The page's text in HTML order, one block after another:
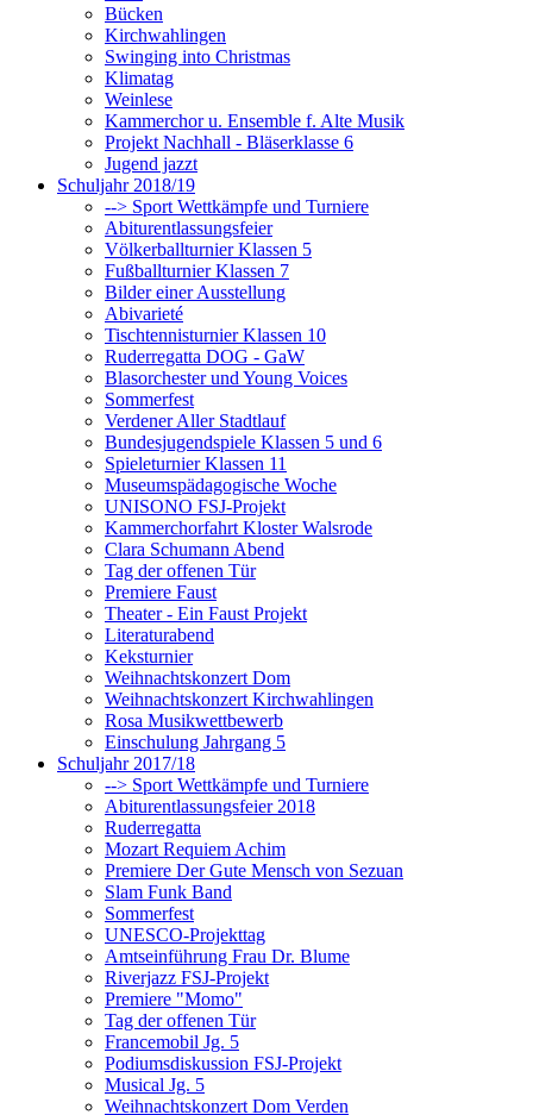
Bücken
Kirchwahlingen
Swinging into Christmas
Klimatag
Weinlese
Kammerchor u. Ensemble f. Alte Musik
Projekt Nachhall - Bläserklasse 6
Jugend jazzt
Schuljahr 2018/19
--> Sport Wettkämpfe und Turniere
Abiturentlassungsfeier
Völkerballturnier Klassen 5
Fußballturnier Klassen 7
Bilder einer Ausstellung
Abivarieté
Tischtennisturnier Klassen 10
Ruderregatta DOG - GaW
Blasorchester und Young Voices
Sommerfest
Verdener Aller Stadtlauf
Bundesjugendspiele Klassen 5 und 6
Spieleturnier Klassen 11
Museumspädagogische Woche
UNISONO FSJ-Projekt
Kammerchorfahrt Kloster Walsrode
Clara Schumann Abend
Tag der offenen Tür
Premiere Faust
Theater - Ein Faust Projekt
Literaturabend
Keksturnier
Weihnachtskonzert Dom
Weihnachtskonzert Kirchwahlingen
Rosa Musikwettbewerb
Einschulung Jahrgang 5
Schuljahr 2017/18
--> Sport Wettkämpfe und Turniere
Abiturentlassungsfeier 2018
Ruderregatta
Mozart Requiem Achim
Premiere Der Gute Mensch von Sezuan
Slam Funk Band
Sommerfest
UNESCO-Projekttag
Amtseinführung Frau Dr. Blume
Riverjazz FSJ-Projekt
Premiere "Momo"
Tag der offenen Tür
Francemobil Jg. 5
Podiumsdiskussion FSJ-Projekt
Musical Jg. 5
Weihnachtskonzert Dom Verden